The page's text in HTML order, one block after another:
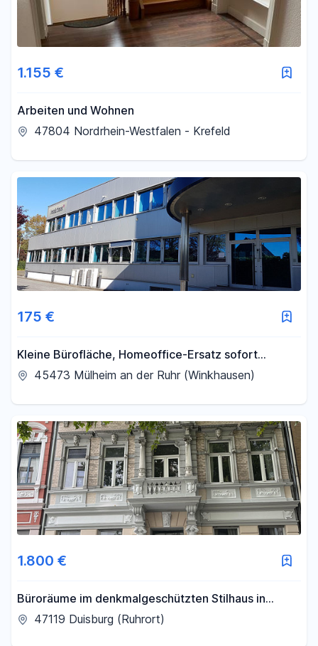
Filter für Fläche zurücksetzen
1.155 €
Arbeiten und Wohnen
47804 Nordrhein-Westfalen - Krefeld
175 €
Kleine Bürofläche, Homeoffice-Ersatz sofort
verfügbar
45473 Mülheim an der Ruhr (Winkhausen)
1.800 €
Büroräume im denkmalgeschützten Stilhaus in
Duisburg Ruhort
47119 Duisburg (Ruhrort)